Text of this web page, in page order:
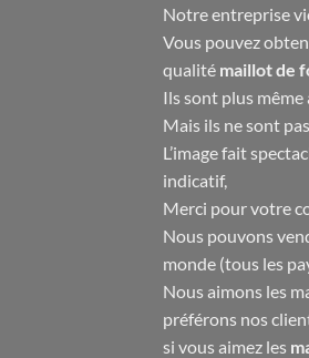
Notre entreprise
Vous pouvez
qualité maillot de
Ils sont plus même
Mais ils ne sont
L’image fait
indicatif,
Merci pour votre
Nous pouvons
monde (tous les
Nous aimons les
préférons nos
si vous aimez les